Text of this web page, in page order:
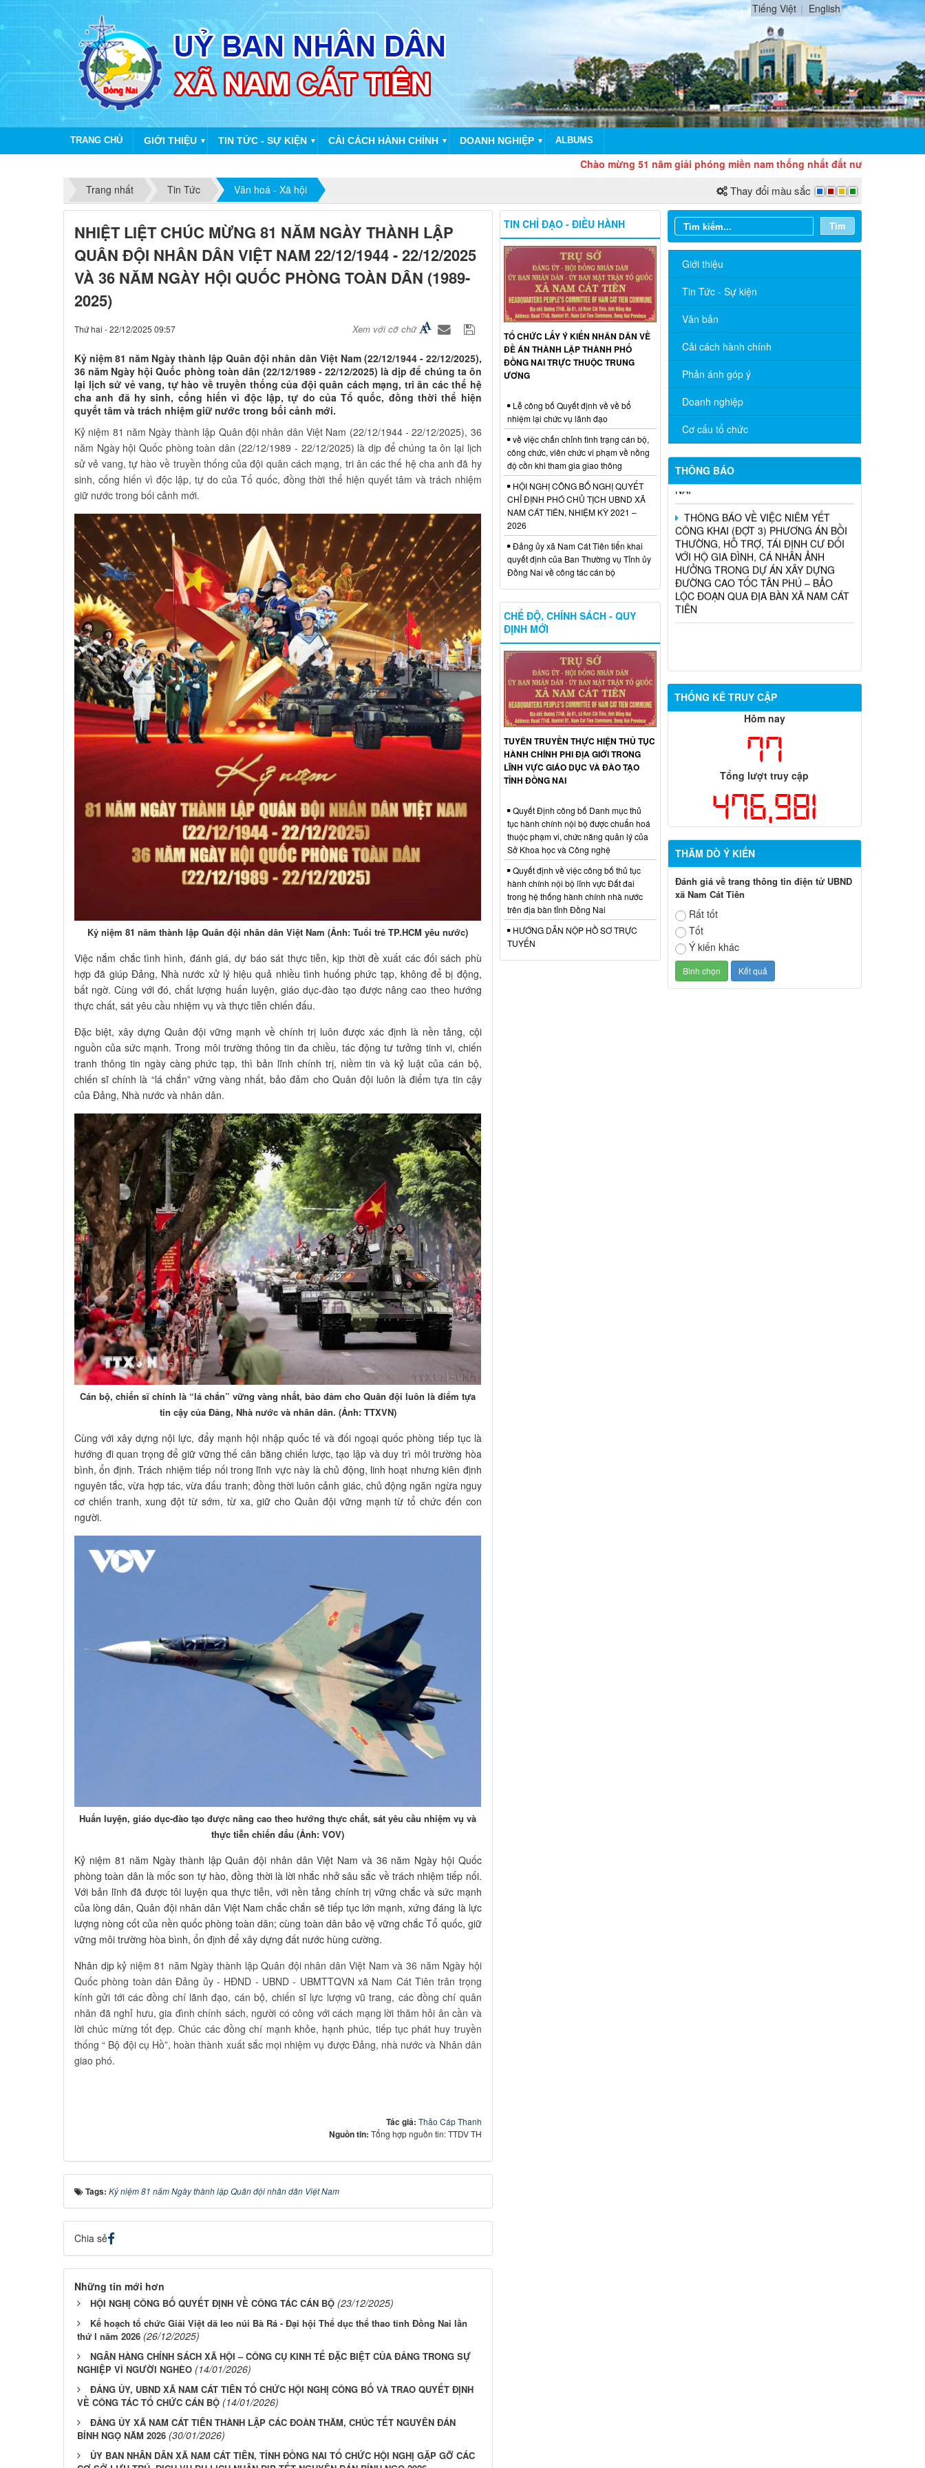
Tiếng Việt English
TRANG CHỦ GIỚI THIỆU ▼ TIN TỨC - SỰ KIỆN ▼ CẢI CÁCH HÀNH CHÍNH ▼ DOANH NGHIỆP ▼ ALBUMS
Chào mừng 51 năm giải phóng miền nam thống nhất đất nước (30/4/1975 - 30/4/
Trang nhất
Tin Tức Văn hoá - Xã hội Thay đổi màu sắc
NHIỆT LIỆT CHÚC MỪNG 81 NĂM NGÀY THÀNH LẬP
QUÂN ĐỘI NHÂN DÂN VIỆT NAM 22/12/1944 - 22/12/2025
VÀ 36 NĂM NGÀY HỘI QUỐC PHÒNG TOÀN DÂN (1989-
2025)
Thứ hai - 22/12/2025 09:57 Xem với cỡ chữ
Kỷ niệm 81 năm Ngày thành lập Quân đội nhân dân Việt Nam (22/12/1944 - 22/12/2025),
36 năm Ngày hội Quốc phòng toàn dân (22/12/1989 - 22/12/2025) là dịp để chúng ta ôn
lại lịch sử vẻ vang, tự hào về truyền thống của đội quân cách mạng, tri ân các thế hệ
cha anh đã hy sinh, cống hiến vì độc lập, tự do của Tổ quốc, đồng thời thể hiện
quyết tâm và trách nhiệm giữ nước trong bối cảnh mới.
Kỷ niệm 81 năm Ngày thành lập Quân đội nhân dân Việt Nam (22/12/1944 - 22/12/2025), 36
năm Ngày hội Quốc phòng toàn dân (22/12/1989 - 22/12/2025) là dịp để chúng ta ôn lại lịch
sử vẻ vang, tự hào về truyền thống của đội quân cách mạng, tri ân các thế hệ cha anh đã hy
sinh, cống hiến vì độc lập, tự do của Tổ quốc, đồng thời thể hiện quyết tâm và trách nhiệm
giữ nước trong bối cảnh mới.
Kỷ niệm 81 năm thành lập Quân đội nhân dân Việt Nam (Ảnh: Tuổi trẻ TP.HCM yêu nước)
Việc nắm chắc tình hình, đánh giá, dự báo sát thực tiễn, kịp thời đề xuất các đối sách phù
hợp đã giúp Đảng, Nhà nước xử lý hiệu quả nhiều tình huống phức tạp, không để bị động,
bất ngờ. Cùng với đó, chất lượng huấn luyện, giáo dục-đào tạo được nâng cao theo hướng
thực chất, sát yêu cầu nhiệm vụ và thực tiễn chiến đấu.
Đặc biệt, xây dựng Quân đội vững mạnh về chính trị luôn được xác định là nền tảng, cội
nguồn của sức mạnh. Trong môi trường thông tin đa chiều, tác động tư tưởng tinh vi, chiến
tranh thông tin ngày càng phức tạp, thì bản lĩnh chính trị, niềm tin và kỷ luật của cán bộ,
chiến sĩ chính là “lá chắn” vững vàng nhất, bảo đảm cho Quân đội luôn là điểm tựa tin cậy
của Đảng, Nhà nước và nhân dân.
Cán bộ, chiến sĩ chính là “lá chắn” vững vàng nhất, bảo đảm cho Quân đội luôn là điểm tựa
tin cậy của Đảng, Nhà nước và nhân dân. (Ảnh: TTXVN)
Cùng với xây dựng nội lực, đẩy mạnh hội nhập quốc tế và đối ngoại quốc phòng tiếp tục là
hướng đi quan trọng để giữ vững thế cân bằng chiến lược, tạo lập và duy trì môi trường hòa
bình, ổn định. Trách nhiệm tiếp nối trong lĩnh vực này là chủ động, linh hoạt nhưng kiên định
nguyên tắc, vừa hợp tác, vừa đấu tranh; đồng thời luôn cảnh giác, chủ động ngăn ngừa nguy
cơ chiến tranh, xung đột từ sớm, từ xa, giữ cho Quân đội vững mạnh từ tổ chức đến con
người.
Huấn luyện, giáo dục-đào tạo được nâng cao theo hướng thực chất, sát yêu cầu nhiệm vụ và
thực tiễn chiến đấu (Ảnh: VOV)
Kỷ niệm 81 năm Ngày thành lập Quân đội nhân dân Việt Nam và 36 năm Ngày hội Quốc
phòng toàn dân là mốc son tự hào, đồng thời là lời nhắc nhở sâu sắc về trách nhiệm tiếp nối.
Với bản lĩnh đã được tôi luyện qua thực tiễn, với nền tảng chính trị vững chắc và sức mạnh
của lòng dân, Quân đội nhân dân Việt Nam chắc chắn sẽ tiếp tục lớn mạnh, xứng đáng là lực
lượng nòng cốt của nền quốc phòng toàn dân; cùng toàn dân bảo vệ vững chắc Tổ quốc, giữ
vững môi trường hòa bình, ổn định để xây dựng đất nước hùng cường.
Nhân dịpkỷ niệm 81 năm Ngày thành lập Quân đội nhân dân Việt Nam và 36 năm Ngày hội
Quốc phòng toàn dân Đảng ủy - HĐND - UBND - UBMTTQVN xã Nam Cát Tiên trân trọng
kính gửi tới các đồng chí lãnh đạo, cán bộ, chiến sĩ lực lượng vũ trang, các đồng chí quân
nhân đã nghỉ hưu, gia đình chính sách, người có công với cách mạng lời thăm hỏi ân cần và
lời chúc mừng tốt đẹp. Chúc các đồng chí mạnh khỏe, hạnh phúc, tiếp tục phát huy truyền
thống “ Bộ đội cụ Hồ”, hoàn thành xuất sắc mọi nhiệm vụ được Đảng, nhà nước và Nhân dân
giao phó.
Tác giả: Thảo Cáp Thanh
Nguồn tin: Tổng hợp nguồn tin: TTDV TH
Tags: Kỷ niệm 81 năm Ngày thành lập Quân đội nhân dân Việt Nam
Chia sẻ
Những tin mới hơn
HỘI NGHỊ CÔNG BỐ QUYẾT ĐỊNH VỀ CÔNG TÁC CÁN BỘ (23/12/2025)
Kế hoạch tổ chức Giải Việt dã leo núi Bà Rá - Đại hội Thể dục thể thao tỉnh Đồng Nai lần
thứ I năm 2026 (26/12/2025)
NGÂN HÀNG CHÍNH SÁCH XÃ HỘI – CÔNG CỤ KINH TẾ ĐẶC BIỆT CỦA ĐẢNG TRONG SỰ
NGHIỆP VÌ NGƯỜI NGHÈO (14/01/2026)
ĐẢNG ỦY, UBND XÃ NAM CÁT TIÊN TỔ CHỨC HỘI NGHỊ CÔNG BỐ VÀ TRAO QUYẾT ĐỊNH
VỀ CÔNG TÁC TỔ CHỨC CÁN BỘ (14/01/2026)
ĐẢNG ỦY XÃ NAM CÁT TIÊN THÀNH LẬP CÁC ĐOÀN THĂM, CHÚC TẾT NGUYÊN ĐÁN
BÍNH NGỌ NĂM 2026 (30/01/2026)
ỦY BAN NHÂN DÂN XÃ NAM CÁT TIÊN, TỈNH ĐỒNG NAI TỔ CHỨC HỘI NGHỊ GẶP GỠ CÁC
Tìm
Giới thiệu
Tin Tức - Sự kiện
Văn bản
Cải cách hành chính
Phản ánh góp ý
Doanh nghiệp
Cơ cấu tổ chức
THÔNG BÁO
KHỎE ĐỊNH KỲ CHO NGƯỜI LAO
ĐỘNG NĂM 2026
Chương trình hỗ trợ cửa hàng, hộ kinh
doanh chuyển đổi số
THÔNG BÁO TUYỂN DỤNG THỦ QUỸ
TẠI CÁC PHÒNG GIAO DỊCH TRỰC
NAI
THÔNG BÁO VỀ VIỆC NIÊM YẾT
CÔNG KHAI (ĐỢT 3) PHƯƠNG ÁN BỒI
THƯỜNG, HỖ TRỢ, TÁI ĐỊNH CƯ ĐỐI
VỚI HỘ GIA ĐÌNH, CÁ NHÂN ẢNH
HƯỞNG TRONG DỰ ÁN XÂY DỰNG
ĐƯỜNG CAO TỐC TÂN PHÚ – BẢO
LỘC ĐOẠN QUA ĐỊA BÀN XÃ NAM CÁT
TIÊN
THỐNG KÊ TRUY CẬP
Hôm nay
77
Tổng lượt truy cập
476,981
THĂM DÒ Ý KIẾN
Đánh giá về trang thông tin điện tử UBND
xã Nam Cát Tiên
Rất tốt
Tốt
Ý kiến khác
TIN CHỈ ĐẠO - ĐIỀU HÀNH
TỔ CHỨC LẤY Ý KIẾN NHÂN DÂN VỀ
ĐỀ ÁN THÀNH LẬP THÀNH PHỐ
ĐỒNG NAI TRỰC THUỘC TRUNG
ƯƠNG
Lễ công bố Quyết định về về bổ
nhiệm lại chức vụ lãnh đạo
về việc chấn chỉnh tình trạng cán bộ,
công chức, viên chức vi phạm về nồng
độ cồn khi tham gia giao thông
HỘI NGHỊ CÔNG BỐ NGHỊ QUYẾT
CHỈ ĐỊNH PHÓ CHỦ TỊCH UBND XÃ
NAM CÁT TIÊN, NHIỆM KỲ 2021 –
2026
Đảng ủy xã Nam Cát Tiên tiển khai
quyết định của Ban Thường vụ Tỉnh ủy
Đồng Nai về công tác cán bộ
CHẾ ĐỘ, CHÍNH SÁCH - QUY
ĐỊNH MỚI
TUYÊN TRUYỀN THỰC HIỆN THỦ TỤC
HÀNH CHÍNH PHI ĐỊA GIỚI TRONG
LĨNH VỰC GIÁO DỤC VÀ ĐÀO TẠO
TỈNH ĐỒNG NAI
Quyết Định công bố Danh mục thủ
tục hành chính nội bộ được chuẩn hoá
thuộc phạm vi, chức năng quản lý của
Sở Khoa học và Công nghệ
Quyết định về việc công bố thủ tục
hành chính nội bộ lĩnh vực Đất đai
trong hệ thống hành chính nhà nước
trên địa bàn tỉnh Đồng Nai
HƯỚNG DẪN NỘP HỒ SƠ TRỰC
TUYẾN